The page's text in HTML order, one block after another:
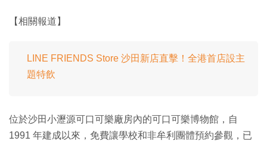
【相關報道】
LINE FRIENDS Store 沙田新店直擊！全港首店設主
題特飲
位於沙田小瀝源可口可樂廠房內的可口可樂博物館，自
1991 年建成以來，免費讓學校和非牟利團體預約參觀，已